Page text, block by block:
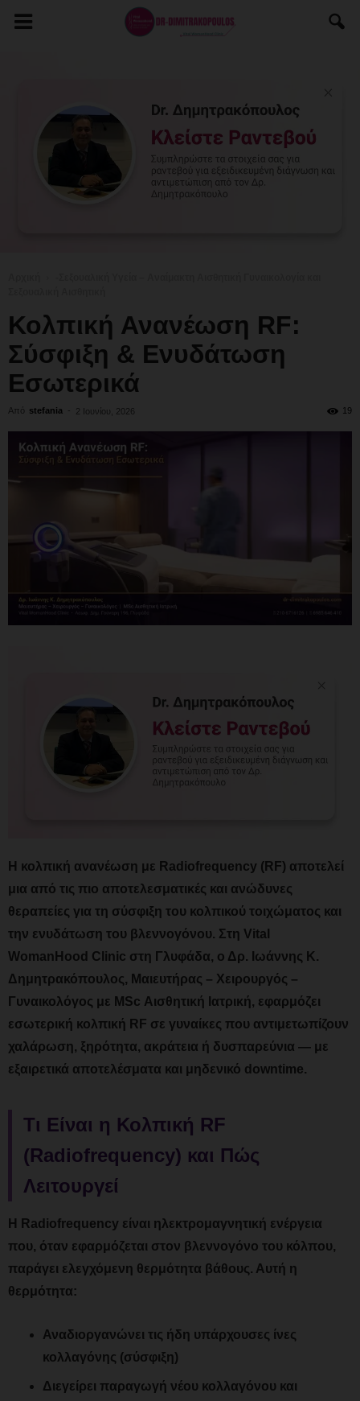
Κολπική Ανανέωση RF:
Σύσφιξη & Ενυδάτωση
Εσωτερικά
Από stefania - 2 Ιουνίου, 2026 19
Η κολπική ανανέωση με Radiofrequency (RF) αποτελεί
μια από τις πιο αποτελεσματικές και ανώδυνες
θεραπείες για τη σύσφιξη του κολπικού τοιχώματος και
την ενυδάτωση του βλεννογόνου. Στη Vital
WomanHood Clinic στη Γλυφάδα, ο Δρ. Ιωάννης Κ.
Δημητρακόπουλος, Μαιευτήρας – Χειρουργός –
Γυναικολόγος με MSc Αισθητική Ιατρική, εφαρμόζει
εσωτερική κολπική RF σε γυναίκες που αντιμετωπίζουν
χαλάρωση, ξηρότητα, ακράτεια ή δυσπαρεύνια — με
εξαιρετικά αποτελέσματα και μηδενικό downtime.
Τι Είναι η Κολπική RF
(Radiofrequency) και Πώς
Λειτουργεί
Η Radiofrequency είναι ηλεκτρομαγνητική ενέργεια
που, όταν εφαρμόζεται στον βλεννογόνο του κόλπου,
παράγει ελεγχόμενη θερμότητα βάθους. Αυτή η
θερμότητα:
Αναδιοργανώνει τις ήδη υπάρχουσες ίνες
κολλαγόνης (σύσφιξη)
Διεγείρει παραγωγή νέου κολλαγόνου και